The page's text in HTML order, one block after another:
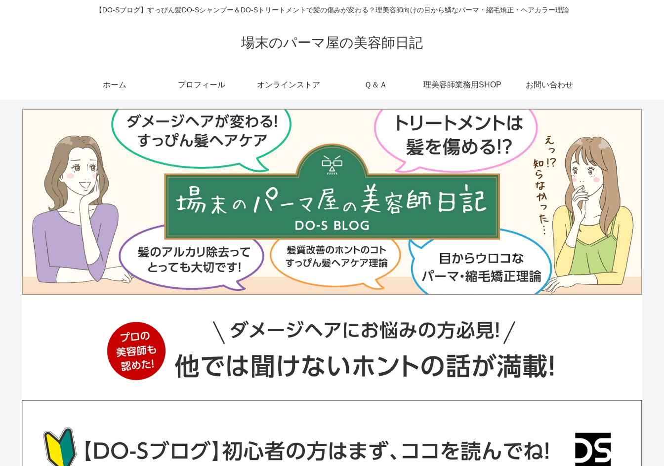
【DO-Sブログ】すっぴん髪DO-Sシャンプー＆DO-Sトリートメントで髪の傷みが変わる？理美容師向けの目から鱗なパーマ・縮毛矯正・ヘアカラー理論
場末のパーマ屋の美容師日記
ホーム プロフィール オンラインストア Ｑ＆Ａ 理美容師業務用SHOP お問い合わせ